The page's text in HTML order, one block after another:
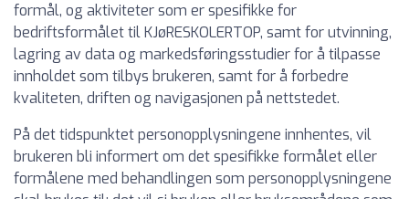
formål, og aktiviteter som er spesifikke for
bedriftsformålet til KJøRESKOLERTOP, samt for utvinning,
lagring av data og markedsføringsstudier for å tilpasse
innholdet som tilbys brukeren, samt for å forbedre
kvaliteten, driften og navigasjonen på nettstedet.
På det tidspunktet personopplysningene innhentes, vil
brukeren bli informert om det spesifikke formålet eller
formålene med behandlingen som personopplysningene